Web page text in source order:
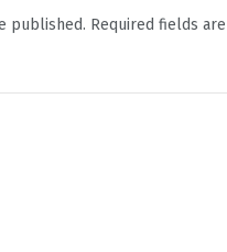
published. Required fields